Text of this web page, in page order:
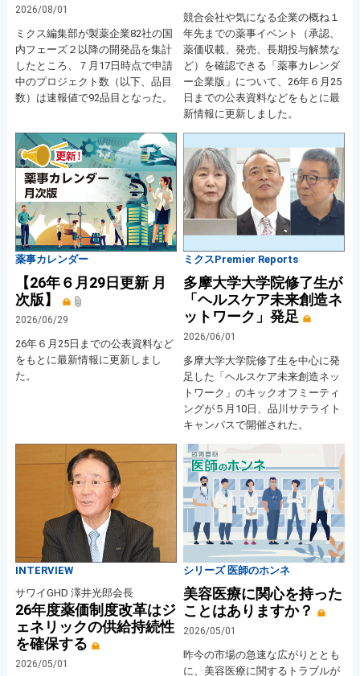
2026/08/01
ミクス編集部が製薬企業82社の国
内フェーズ２以降の開発品を集計
したところ、７月17日時点で申請
中のプロジェクト数（以下、品目
数）は速報値で92品目となった。
競合会社や気になる企業の概ね１
年先までの薬事イベント（承認、
薬価収載、発売、長期投与解禁な
ど）を確認できる「薬事カレンダ
ー企業版」について、26年６月25
日までの公表資料などをもとに最
新情報に更新しました。
薬事カレンダー
【26年６月29日更新 月
次版】
2026/06/29
26年６月25日までの公表資料など
をもとに最新情報に更新しまし
た。
ミクスPremier Reports
多摩大学大学院修了生が
「ヘルスケア未来創造ネ
ットワーク」発足
2026/06/01
多摩大学大学院修了生を中心に発
足した「ヘルスケア未来創造ネッ
トワーク」のキックオフミーティ
ングが５月10日、品川サテライト
キャンパスで開催された。
INTERVIEW
サワイGHD 澤井光郎会長
26年度薬価制度改革はジ
ェネリックの供給持続性
を確保する
2026/05/01
シリーズ 医師のホンネ
美容医療に関心を持った
ことはありますか？
2026/05/01
昨今の市場の急速な広がりととも
に、美容医療に関するトラブルが